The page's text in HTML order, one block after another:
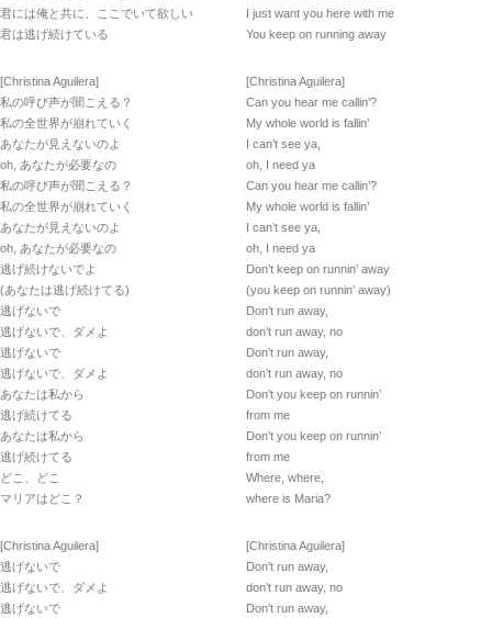
君には俺と共に、ここでいて欲しい
君は逃げ続けている
[Christina Aguilera]
私の呼び声が聞こえる？
私の全世界が崩れていく
あなたが見えないのよ
oh, あなたが必要なの
私の呼び声が聞こえる？
私の全世界が崩れていく
あなたが見えないのよ
oh, あなたが必要なの
逃げ続けないでよ
(あなたは逃げ続けてる)
逃げないで
逃げないで、ダメよ
逃げないで
逃げないで、ダメよ
あなたは私から
逃げ続けてる
あなたは私から
逃げ続けてる
どこ、どこ
マリアはどこ？
[Christina Aguilera]
逃げないで
逃げないで、ダメよ
逃げないで
I just want you here with me
You keep on running away
[Christina Aguilera]
Can you hear me callin’?
My whole world is fallin’
I can’t see ya,
oh, I need ya
Can you hear me callin’?
My whole world is fallin’
I can’t see ya,
oh, I need ya
Don’t keep on runnin’ away
(you keep on runnin’ away)
Don’t run away,
don’t run away, no
Don’t run away,
don’t run away, no
Don’t you keep on runnin’
from me
Don’t you keep on runnin’
from me
Where, where,
where is Maria?
[Christina Aguilera]
Don’t run away,
don’t run away, no
Don’t run away,